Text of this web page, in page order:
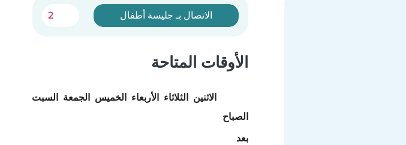
الاتصال بـ جليسة أطفال 2
الأوقات المتاحة
الاثنين الثلاثاء الأربعاء الخميس الجمعة السبت
الصباح
بعد